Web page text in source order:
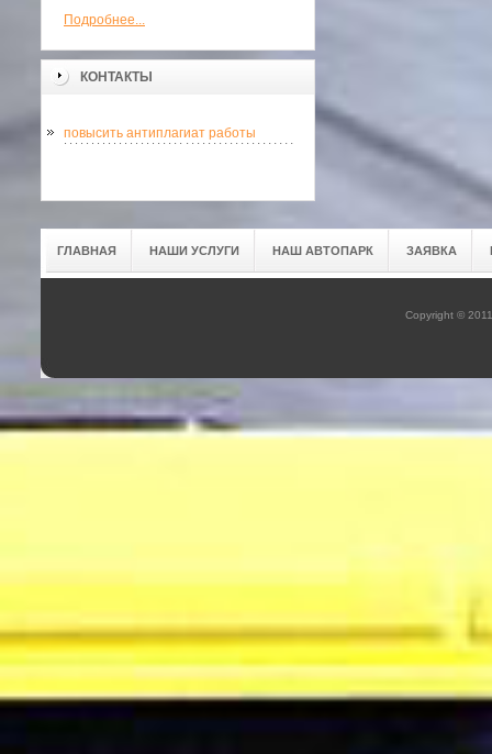
Подробнее...
КОНТАКТЫ
повысить антиплагиат работы
ГЛАВНАЯ НАШИ УСЛУГИ НАШ АВТОПАРК ЗАЯВКА
Copyright ©